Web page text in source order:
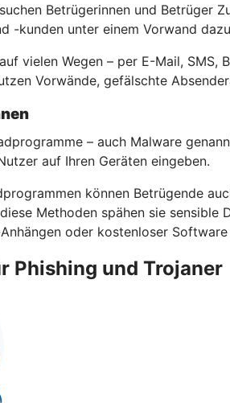
Betrügerinnen und Betrüger
-kunden unter einem Vorwand
vielen Wegen – per E-Mail,
Vorwände, gefälschte
– auch Malware
auf Ihren Geräten eingeben.
können Betrügende
Methoden spähen sie
oder kostenloser Software
Phishing und Trojaner